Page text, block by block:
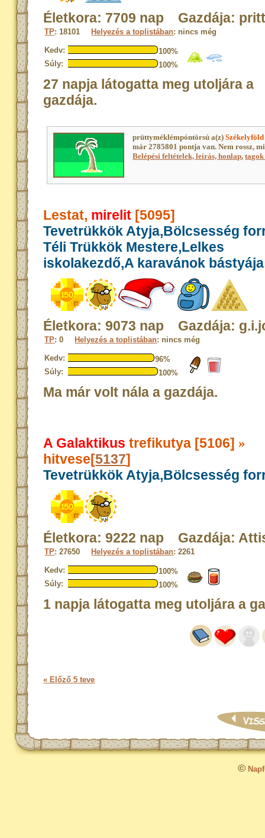
Életkora: 7709 nap Gazdája:
TP: 18101 Helyezés a toplistában: nincs még
Kedv:
100%
Súly:
100%
27 napja látogatta meg utoljára a
gazdája.
prüttyméklémpóntörsú a(z)Székelyföld
már 2785801 pontja van. Nem rossz,
Belépési feltételek, leírás, honlap,
Lestat, mirelit [5095]
Tevetrükkök Atyja,Bölcsesség
Téli Trükkök Mestere,Lelkes
iskolakezdő,A karavánok bástyája
Életkora: 9073 nap Gazdája:
TP: 0 Helyezés a toplistában: nincs még
Kedv:
96%
Súly:
100%
Ma már volt nála a gazdája.
A Galaktikus trefikutya [5106] »
hitvese[5137]
Tevetrükkök Atyja,Bölcsesség
Életkora: 9222 nap Gazdája:
TP: 27650 Helyezés a toplistában: 2261
Kedv:
100%
Súly:
100%
1 napja látogatta meg utoljára a
« Előző 5 teve
©